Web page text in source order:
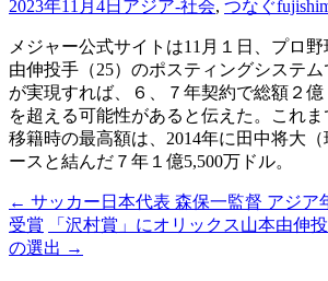
国土交通省・経済産業省・農林水産省・
Masters組合員ログイン
2023年11月4日 アジア-社会, つなぐ
メジャー公式サイトは11月１日、プロ
由伸投手（25）のポスティングシステ
が実現すれば、６、７年契約で総額２億
を超える可能性があると伝えた。これ
移籍時の最高額は、2014年に田中将大
ースと結んだ７年１億5,500万ドル。
投
稿
← サッカー日本代表 森保一監督 アジア
受賞
「沢村賞」にオリックス山本由伸
の選出 →